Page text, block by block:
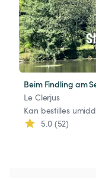
Beim Findling am
Le Clerjus
Kan bestilles
5.0 (52)